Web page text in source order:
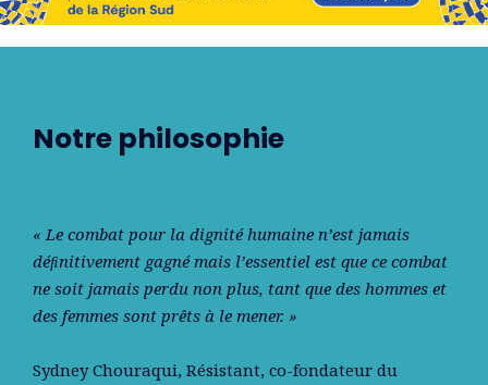
Notre philosophie
« Le combat pour la dignité humaine n’est jamais
déﬁnitivement gagné mais l’essentiel est que ce combat
ne soit jamais perdu non plus, tant que des hommes et
des femmes sont prêts à le mener. »
Sydney Chouraqui, Résistant, co-fondateur du